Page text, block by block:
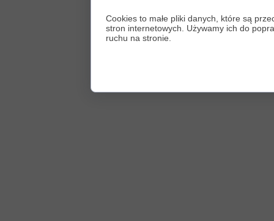
Cookies to małe pliki danych, które są
stron internetowych. Używamy ich do
ruchu na stronie.